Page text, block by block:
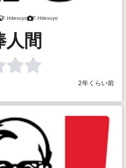
F.Hdesuyo F.Hdesuyo
人間
2年くらい前